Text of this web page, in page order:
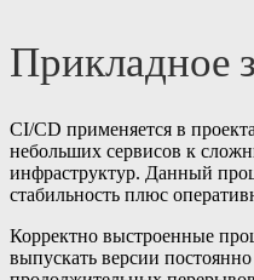
Прикладное
CI/CD применяется в
небольших сервисов к
инфраструктур. Данный
стабильность плюс
Корректно выстроенные
выпускать версии